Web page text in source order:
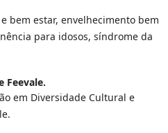
bem estar, envelhecimento bem
para idosos, síndrome da
Feevale.
em Diversidade Cultural e